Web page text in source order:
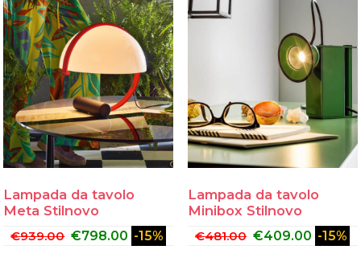
Lampada da tavolo
Meta Stilnovo
€939.00 €798.00 -15%
Lampada da tavolo
Minibox Stilnovo
€481.00 €409.00 -15%